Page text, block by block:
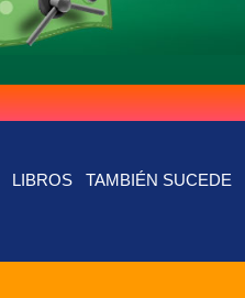
LIBROS TAMBIÉN SUCEDE